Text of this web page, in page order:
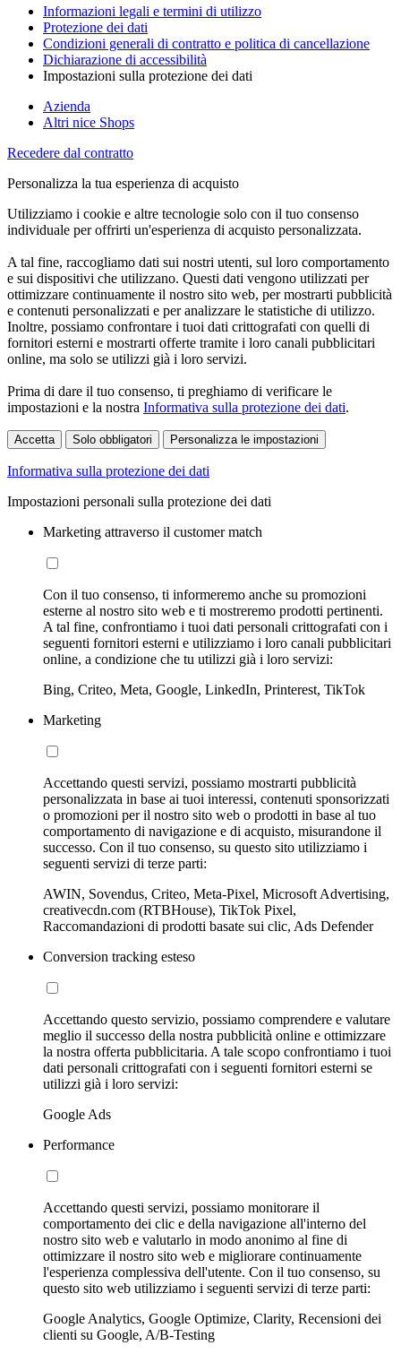
Informazioni legali e termini di utilizzo
Protezione dei dati
Condizioni generali di contratto e politica di cancellazione
Dichiarazione di accessibilità
Impostazioni sulla protezione dei dati
Azienda
Altri nice Shops
Recedere dal contratto
Personalizza la tua esperienza di acquisto
Utilizziamo i cookie e altre tecnologie solo con il tuo consenso
individuale per offrirti un'esperienza di acquisto personalizzata.
A tal fine, raccogliamo dati sui nostri utenti, sul loro comportamento
e sui dispositivi che utilizzano. Questi dati vengono utilizzati per
ottimizzare continuamente il nostro sito web, per mostrarti pubblicità
e contenuti personalizzati e per analizzare le statistiche di utilizzo.
Inoltre, possiamo confrontare i tuoi dati crittografati con quelli di
fornitori esterni e mostrarti offerte tramite i loro canali pubblicitari
online, ma solo se utilizzi già i loro servizi.
Prima di dare il tuo consenso, ti preghiamo di verificare le
impostazioni e la nostra Informativa sulla protezione dei dati.
Accetta Solo obbligatori Personalizza le impostazioni
Informativa sulla protezione dei dati
Impostazioni personali sulla protezione dei dati
Marketing attraverso il customer match
Con il tuo consenso, ti informeremo anche su promozioni
esterne al nostro sito web e ti mostreremo prodotti pertinenti.
A tal fine, confrontiamo i tuoi dati personali crittografati con i
seguenti fornitori esterni e utilizziamo i loro canali pubblicitari
online, a condizione che tu utilizzi già i loro servizi:
Bing, Criteo, Meta, Google, LinkedIn, Printerest, TikTok
Marketing
Accettando questi servizi, possiamo mostrarti pubblicità
personalizzata in base ai tuoi interessi, contenuti sponsorizzati
o promozioni per il nostro sito web o prodotti in base al tuo
comportamento di navigazione e di acquisto, misurandone il
successo. Con il tuo consenso, su questo sito utilizziamo i
seguenti servizi di terze parti:
AWIN, Sovendus, Criteo, Meta-Pixel, Microsoft Advertising,
creativecdn.com (RTBHouse), TikTok Pixel,
Raccomandazioni di prodotti basate sui clic, Ads Defender
Conversion tracking esteso
Accettando questo servizio, possiamo comprendere e valutare
meglio il successo della nostra pubblicità online e ottimizzare
la nostra offerta pubblicitaria. A tale scopo confrontiamo i tuoi
dati personali crittografati con i seguenti fornitori esterni se
utilizzi già i loro servizi:
Google Ads
Performance
Accettando questi servizi, possiamo monitorare il
comportamento dei clic e della navigazione all'interno del
nostro sito web e valutarlo in modo anonimo al fine di
ottimizzare il nostro sito web e migliorare continuamente
l'esperienza complessiva dell'utente. Con il tuo consenso, su
questo sito web utilizziamo i seguenti servizi di terze parti:
Google Analytics, Google Optimize, Clarity, Recensioni dei
clienti su Google, A/B-Testing